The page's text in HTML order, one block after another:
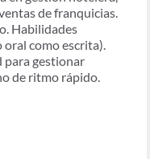
de franquicias.
Habilidades
como escrita).
para gestionar
de ritmo rápido.